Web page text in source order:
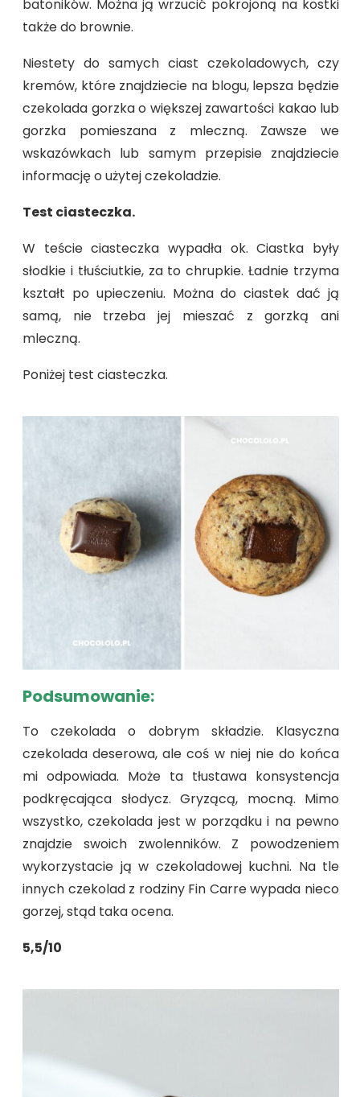
batoników. Można ją wrzucić pokrojoną na kostki
także do brownie.
Niestety do samych ciast czekoladowych, czy
kremów, które znajdziecie na blogu, lepsza będzie
czekolada gorzka o większej zawartości kakao lub
gorzka pomieszana z mleczną. Zawsze we
wskazówkach lub samym przepisie znajdziecie
informację o użytej czekoladzie.
Test ciasteczka.
W teście ciasteczka wypadła ok. Ciastka były
słodkie i tłuściutkie, za to chrupkie. Ładnie trzyma
kształt po upieczeniu. Można do ciastek dać ją
samą, nie trzeba jej mieszać z gorzką ani
mleczną.
Poniżej test ciasteczka.
Podsumowanie:
To czekolada o dobrym składzie. Klasyczna
czekolada deserowa, ale coś w niej nie do końca
mi odpowiada. Może ta tłustawa konsystencja
podkręcająca słodycz. Gryzącą, mocną. Mimo
wszystko, czekolada jest w porządku i na pewno
znajdzie swoich zwolenników. Z powodzeniem
wykorzystacie ją w czekoladowej kuchni. Na tle
innych czekolad z rodziny Fin Carre wypada nieco
gorzej, stąd taka ocena.
5,5/10